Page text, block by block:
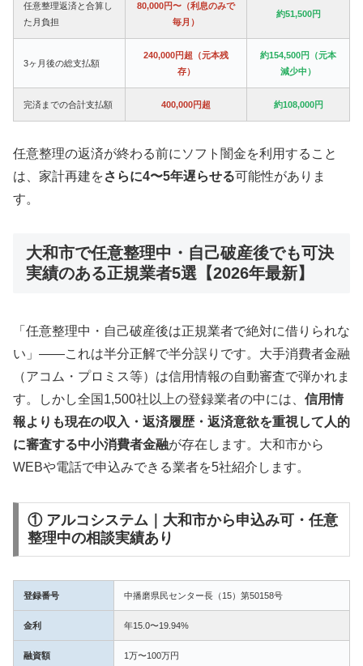
任意整理返済と合算し
た月負担
80,000円〜（利息のみで
毎月）
約51,500円
3ヶ月後の総支払額
240,000円超（元本残
存）
約154,500円（元本
減少中）
完済までの合計支払額 400,000円超 約108,000円
任意整理の返済が終わる前にソフト闇金を利用すること
は、家計再建をさらに4〜5年遅らせる可能性がありま
す。
大和市で任意整理中・自己破産後でも可決
実績のある正規業者5選【2026年最新】
「任意整理中・自己破産後は正規業者で絶対に借りられな
い」——これは半分正解で半分誤りです。大手消費者金融
（アコム・プロミス等）は信用情報の自動審査で弾かれま
す。しかし全国1,500社以上の登録業者の中には、 信用情
報よりも現在の収入・返済履歴・返済意欲を重視して人的
に審査する中小消費者金融が存在します。大和市から
WEBや電話で申込みできる業者を5社紹介します。
① アルコシステム｜大和市から申込み可・任意
整理中の相談実績あり
登録番号 中播磨県民センター長（15）第50158号
金利 年15.0〜19.94%
融資額 1万〜100万円